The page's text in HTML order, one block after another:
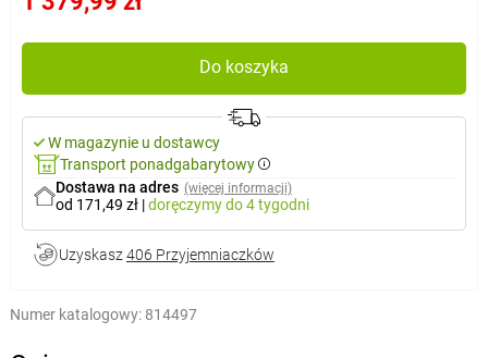
Do koszyka
W magazynie u dostawcy
Transport ponadgabarytowy
Dostawa na adres (więcej informacji)
od 171,49 zł |doręczymydo 4 tygodni
Uzyskasz 406 Przyjemniaczków
Numer katalogowy: 814497